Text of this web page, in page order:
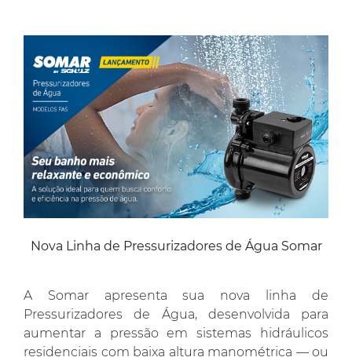
Nova Linha de Pressurizadores de Água Somar
A Somar apresenta sua nova linha de
Pressurizadores de Água, desenvolvida para
aumentar a pressão em sistemas hidráulicos
residenciais com baixa altura manométrica — ou